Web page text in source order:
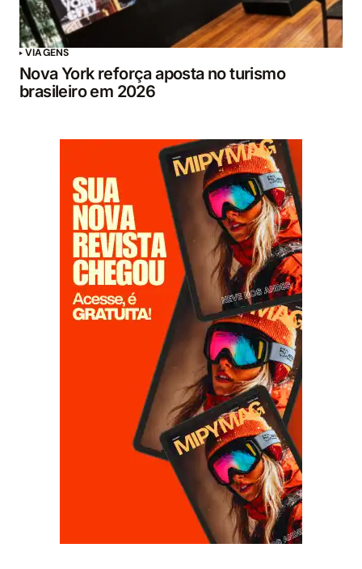
VIAGENS
Nova York reforça aposta no turismo
brasileiro em 2026